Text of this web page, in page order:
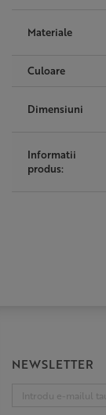
Materiale
Culoare
Dimensiuni
Informatii
produs:
NEWSLETTER